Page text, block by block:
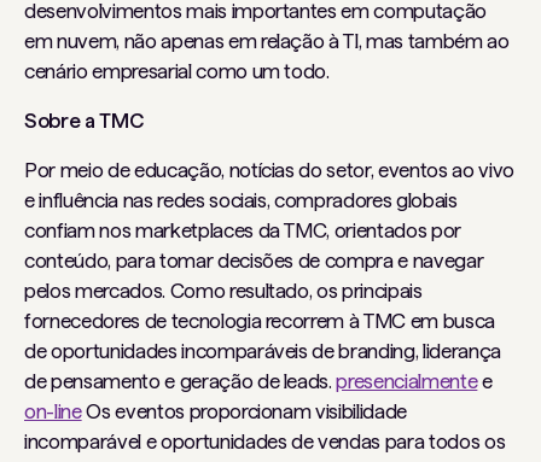
desenvolvimentos mais importantes em computação
em nuvem, não apenas em relação à TI, mas também ao
cenário empresarial como um todo.
Sobre a TMC
Por meio de educação, notícias do setor, eventos ao vivo
e influência nas redes sociais, compradores globais
confiam nos marketplaces da TMC, orientados por
conteúdo, para tomar decisões de compra e navegar
pelos mercados. Como resultado, os principais
fornecedores de tecnologia recorrem à TMC em busca
de oportunidades incomparáveis ​​de branding, liderança
de pensamento e geração de leads.presencialmentee
on-lineOs eventos proporcionam visibilidade
incomparável e oportunidades de vendas para todos os